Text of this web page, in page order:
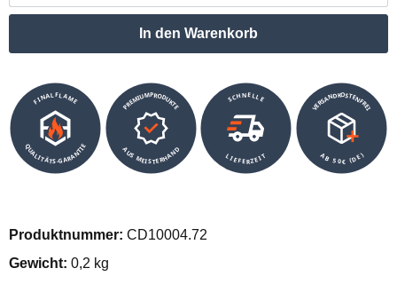
In den Warenkorb
FINALFLAME
QUALITÄTS-GARANTIE
PREMIUMPRODUKTE
AUS MEISTERHAND
SCHNELLE
LIEFERZEIT
VERSANDKOSTENFREI
AB 50€ (DE)
Produktnummer: CD10004.72
Gewicht: 0,2 kg